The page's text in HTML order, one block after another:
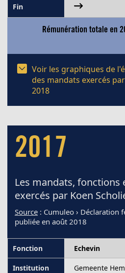
Rémunération totale en
Voir les graphiques de
des mandats exercés
2018
2017
Les mandats, fonctions
exercés par Koen
Source : Cumuleo › Déclaration
publiée en août 2018
Echevin
Gemeente